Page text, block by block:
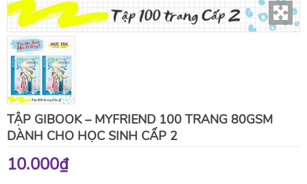
TẬP GIBOOK – MYFRIEND 100 TRANG 80GSM
DÀNH CHO HỌC SINH CẤP 2
10.000₫